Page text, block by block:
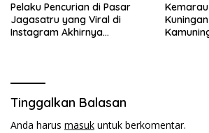
Pelaku Pencurian di Pasar
Jagasatru yang Viral di
Instagram Akhirnya
Tinggalkan Balasan
Anda harus masuk untuk berkomentar.